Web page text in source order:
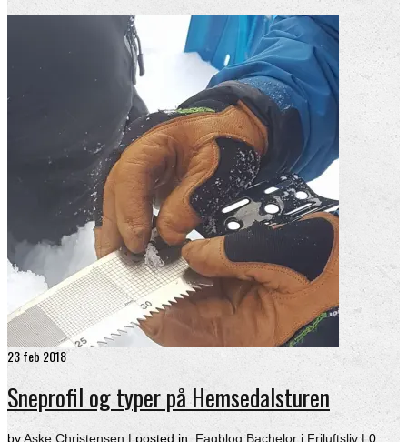
23feb 2018
Sneprofil og typer på Hemsedalsturen
byAske Christensen | posted in: Fagblog Bachelor i Friluftsliv | 0